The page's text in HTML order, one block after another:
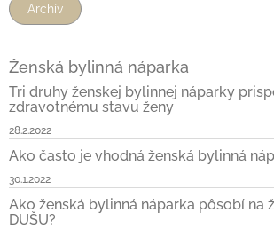
Archív
Ženská bylinná náparka
Tri druhy ženskej bylinnej náparky
zdravotnému stavu ženy
28.2.2022
Ako často je vhodná ženská bylinná
30.1.2022
Ako ženská bylinná náparka pôsobí na
DUŠU?